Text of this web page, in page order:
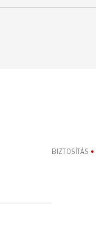
BIZTOSÍTÁS •